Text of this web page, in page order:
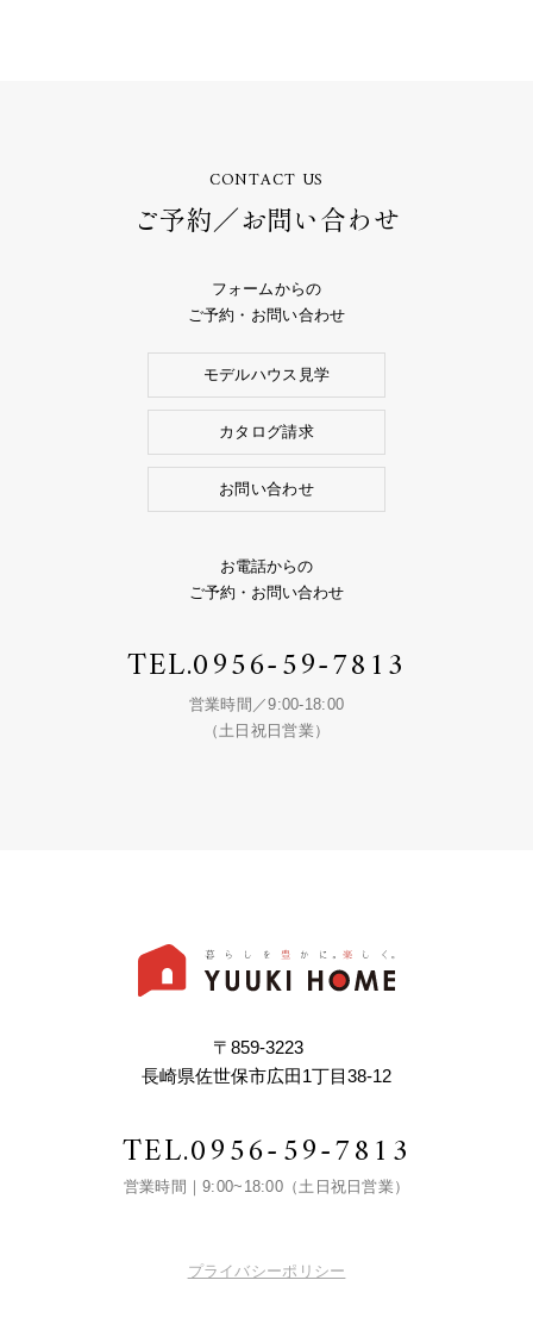
CONTACT US
ご予約／お問い合わせ
フォームからの
ご予約・お問い合わせ
モデルハウス見学
カタログ請求
お問い合わせ
お電話からの
ご予約・お問い合わせ
TEL.0956-59-7813
営業時間／9:00-18:00
（土日祝日営業）
〒859-3223
長崎県佐世保市広田1丁目38-12
TEL.0956-59-7813
営業時間｜9:00~18:00（土日祝日営業）
プライバシーポリシー